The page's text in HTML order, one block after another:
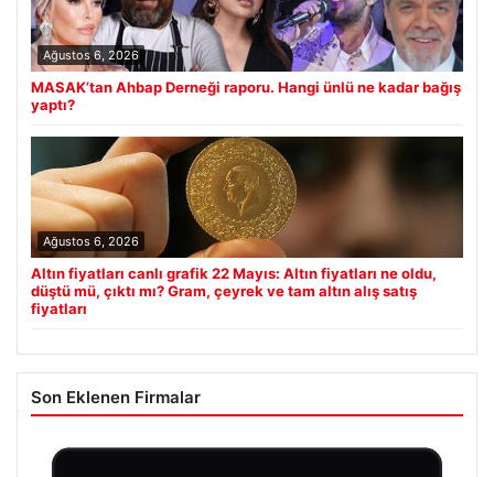
Ağustos 6, 2026
MASAK’tan Ahbap Derneği raporu. Hangi ünlü ne kadar bağış
yaptı?
Ağustos 6, 2026
Altın fiyatları canlı grafik 22 Mayıs: Altın fiyatları ne oldu,
düştü mü, çıktı mı? Gram, çeyrek ve tam altın alış satış
fiyatları
Son Eklenen Firmalar